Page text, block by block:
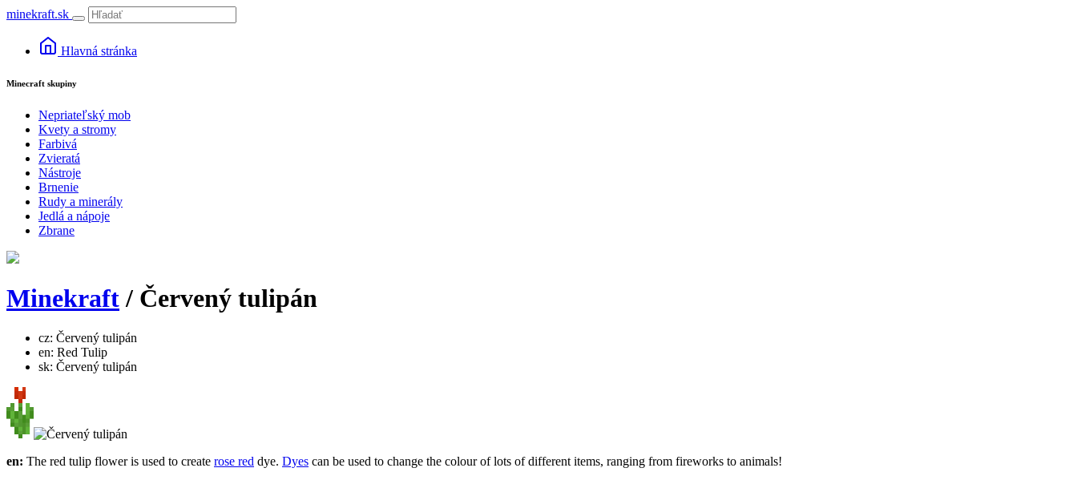
minekraft.sk
Hlavná stránka
Minecraft skupiny
Nepriateľský mob
Kvety a stromy
Farbivá
Zvieratá
Nástroje
Brnenie
Rudy a minerály
Jedlá a nápoje
Zbrane
Minekraft/ Červený tulipán
cz: Červený tulipán
en: Red Tulip
sk: Červený tulipán
en: The red tulip flower is used to create rose red dye. Dyes can be used to change the colour of lots of different items, ranging from fireworks to animals!